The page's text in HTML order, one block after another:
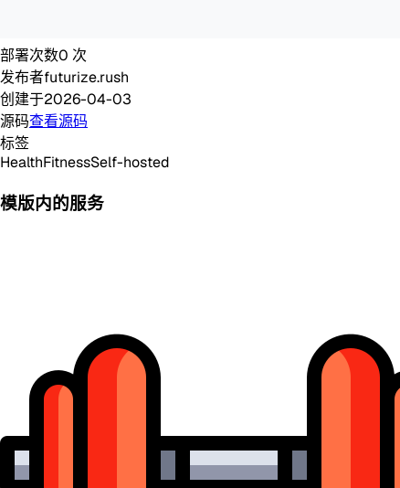
部署次数0 次
发布者futurize.rush
创建于2026-04-03
源码查看源码
标签
HealthFitnessSelf-hosted
模版内的服务